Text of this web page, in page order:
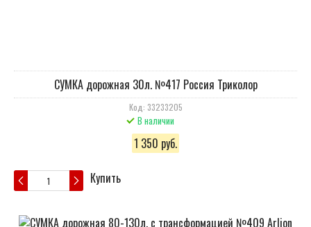
СУМКА дорожная 30л. №417 Россия Триколор
Код: 33233205
В наличии
1 350 руб.
Купить